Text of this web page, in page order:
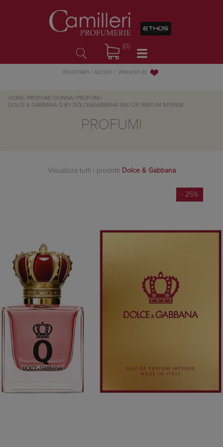
(0)
REGISTRATI ACCEDI WISHLIST (0)
HOME / PROFUMI / DONNA / PROFUMI /
DOLCE & GABBANA Q BY DOLCE&GABBANA EAU DE PARFUM INTENSE
PROFUMI
Visualizza tutti i prodotti Dolce & Gabbana
- 25%